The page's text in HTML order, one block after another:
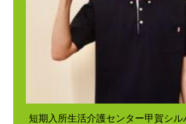
短期入所生活介護センター甲賀シル